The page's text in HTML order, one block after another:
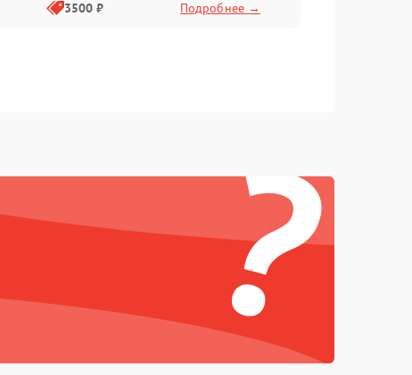
3500 ₽ Подробнее →
?